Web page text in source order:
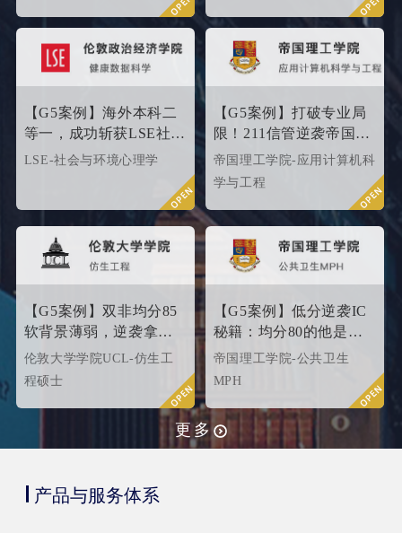
门，从外籍文书高端定制开
始！
【G5案例】海外本科二
等一，成功斩获LSE社会
与环境心理学硕士
LSE-社会与环境心理学
【G5案例】打破专业局
限！211信管逆袭帝国理
工G5硬核计算机专业
帝国理工学院-应用计算机科
学与工程
【G5案例】双非均分85
软背景薄弱，逆袭拿下
UCL伦敦大学学院
offer！
伦敦大学学院UCL-仿生工
程硕士
【G5案例】低分逆袭IC
秘籍：均分80的他是这
样打动招生官的
帝国理工学院-公共卫生
MPH
更多
产品与服务体系